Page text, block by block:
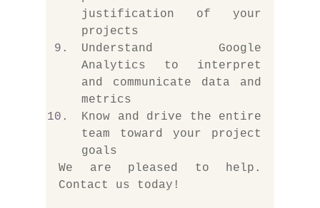
justification of your
projects
Understand Google
Analytics to interpret
and communicate data and
metrics
Know and drive the entire
team toward your project
goals
We are pleased to help.
Contact us today!